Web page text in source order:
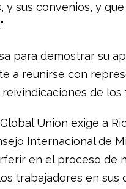
y sus convenios, y
para demostrar su
a reunirse con
de los
Union exige a
Internacional de
en el proceso de
trabajadores en sus